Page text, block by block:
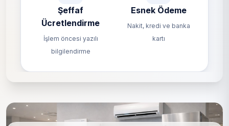
Şeffaf
Ücretlendirme
İşlem öncesi yazılı
bilgilendirme
Esnek Ödeme
Nakit, kredi ve banka
kartı